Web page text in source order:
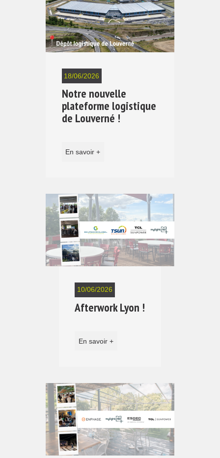
18/06/2026
Notre nouvelle
plateforme logistique
de Louverné !
En savoir +
10/06/2026
Afterwork Lyon !
En savoir +